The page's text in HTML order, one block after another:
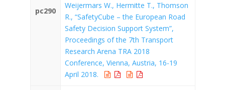
pc290
Weijermars W., Hermitte T., Thomson
R., “SafetyCube – the European Road
Safety Decision Support System”,
Proceedings of the 7th Transport
Research Arena TRA 2018
Conference, Vienna, Austria, 16-19
April 2018.